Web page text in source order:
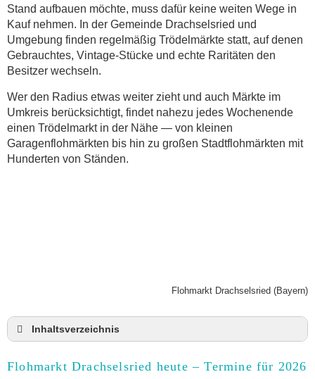
Stand aufbauen möchte, muss dafür keine weiten Wege in
Kauf nehmen. In der Gemeinde Drachselsried und
Umgebung finden regelmäßig Trödelmärkte statt, auf denen
Gebrauchtes, Vintage-Stücke und echte Raritäten den
Besitzer wechseln.
Wer den Radius etwas weiter zieht und auch Märkte im
Umkreis berücksichtigt, findet nahezu jedes Wochenende
einen Trödelmarkt in der Nähe — von kleinen
Garagenflohmärkten bis hin zu großen Stadtflohmärkten mit
Hunderten von Ständen.
Flohmarkt Drachselsried (Bayern)
Inhaltsverzeichnis
2026
Flohmarkt Drachselsried heute – Termine für 2026